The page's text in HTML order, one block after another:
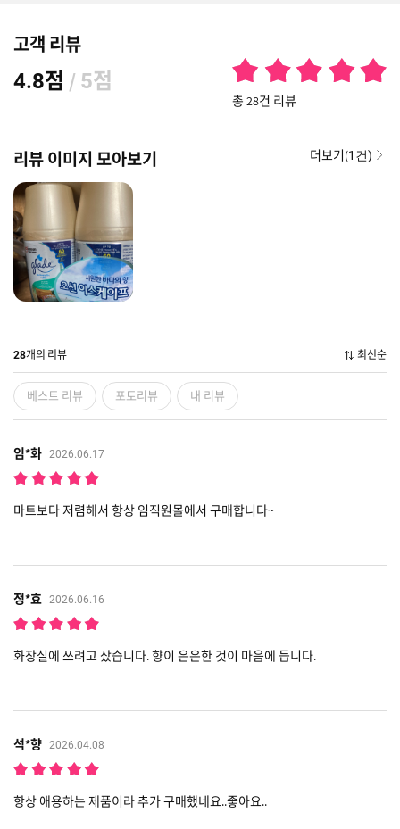
고객 리뷰
4.8점 / 5점
총 28건 리뷰
리뷰 이미지 모아보기 더보기(1건)
28개의 리뷰 최신순
베스트 리뷰 포토리뷰 내 리뷰
임*화 2026.06.17
마트보다 저렴해서 항상 임직원몰에서 구매합니다~
정*효 2026.06.16
화장실에 쓰려고 샀습니다. 향이 은은한 것이 마음에 듭니다.
석*향 2026.04.08
항상 애용하는 제품이라 추가 구매했네요..좋아요..